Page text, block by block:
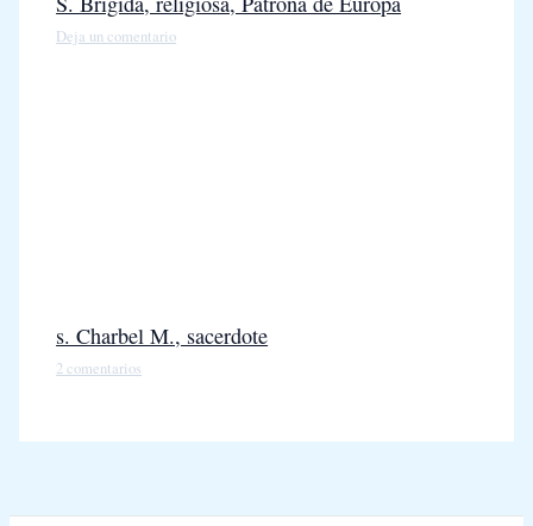
Deja un comentario
s. Charbel M., sacerdote
2 comentarios